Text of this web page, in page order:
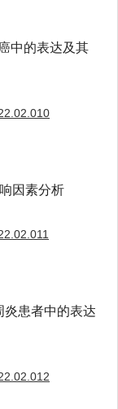
中的表达及其
因素分析
炎患者中的表达